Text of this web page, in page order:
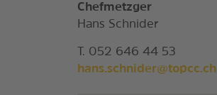
Chefmetzger
Hans Schnider
T. 052 646 44 53
hans.schnider@topcc.ch